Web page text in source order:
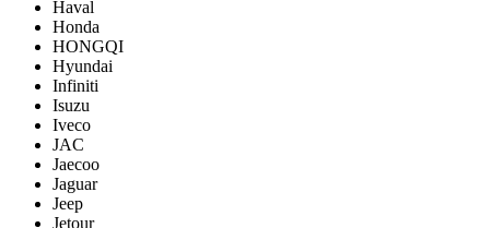
Haval
Honda
HONGQI
Hyundai
Infiniti
Isuzu
Iveco
JAC
Jaecoo
Jaguar
Jeep
Jetour